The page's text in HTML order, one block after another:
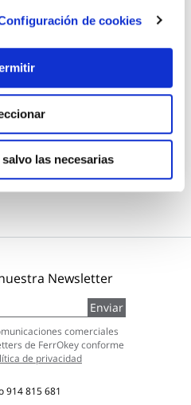
de cookies
las necesarias
carraca 1/4 con bloqueo 72 dientes bahco
€
al carrito
Newsletter
Enviar
comerciales
de FerrOkey conforme
de privacidad
914 815 681